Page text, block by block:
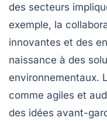
des secteurs
exemple, la
innovantes et des
naissance à des
environnementaux.
comme agiles et
des idées avant-